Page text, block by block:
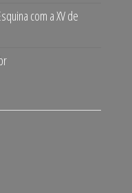
com a XV de